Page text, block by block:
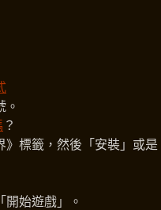
。
？
》標籤，然後「安裝」或是
始遊戲」。